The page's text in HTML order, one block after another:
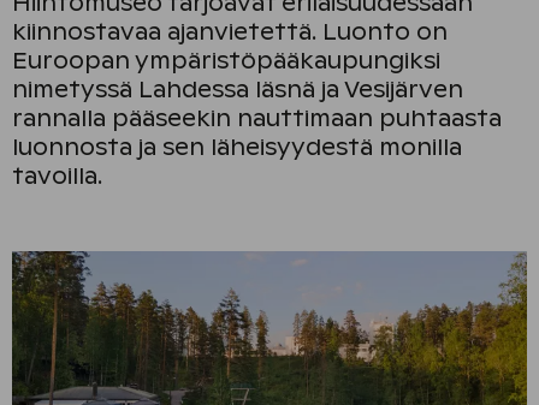
kiinnostavaa ajanvietettä. Luonto on
Euroopan ympäristöpääkaupungiksi
nimetyssä Lahdessa läsnä ja Vesijärven
rannalla pääseekin nauttimaan puhtaasta
luonnosta ja sen läheisyydestä monilla
tavoilla.